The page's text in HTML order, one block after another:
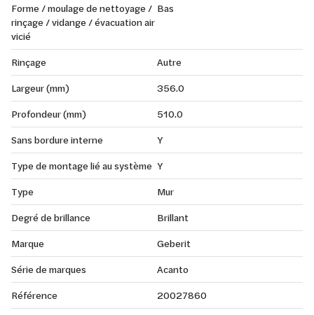
Forme / moulage de nettoyage /
rinçage / vidange / évacuation air
vicié
Bas
Rinçage
Autre
Largeur (mm)
356.0
Profondeur (mm)
510.0
Sans bordure interne
Y
Type de montage lié au système Y
Type
Mur
Degré de brillance
Brillant
Marque
Geberit
Série de marques
Acanto
Référence
20027860